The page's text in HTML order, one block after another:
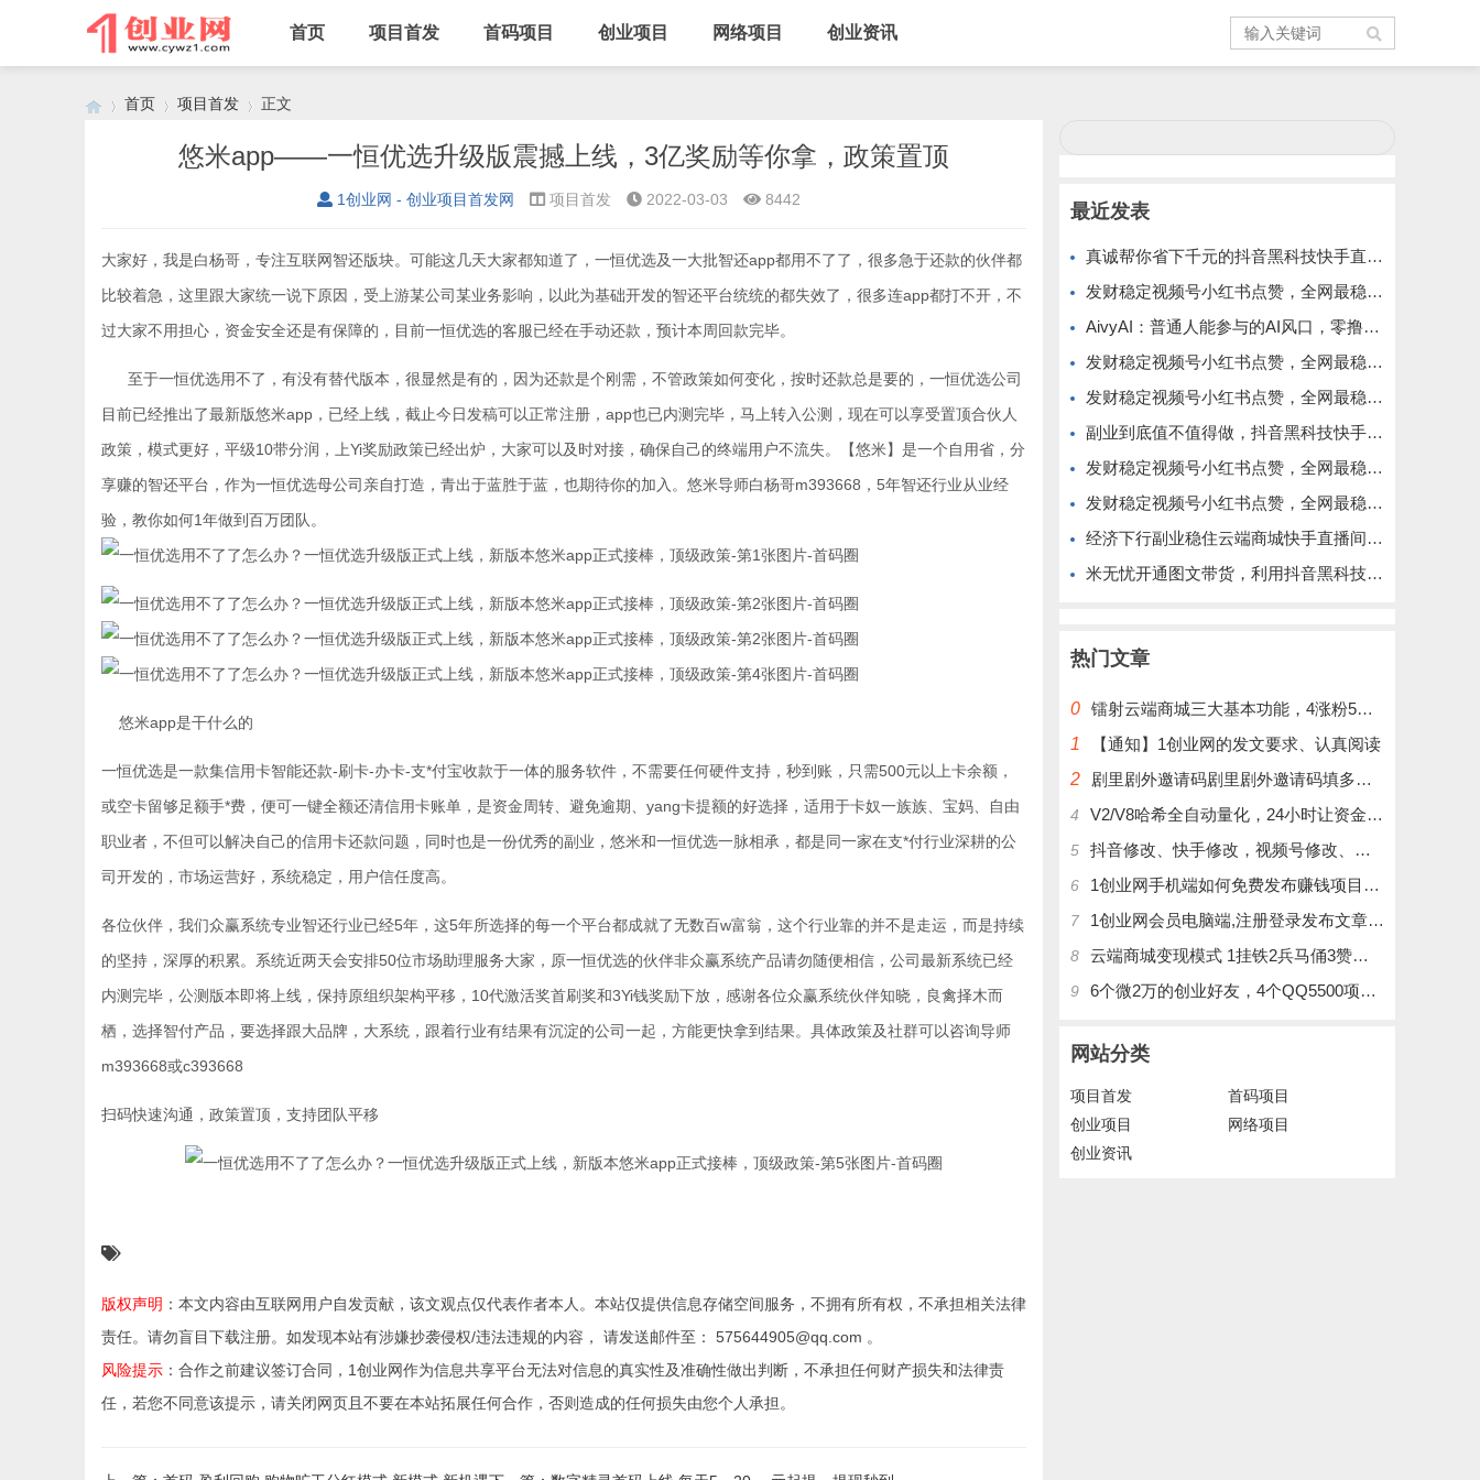
首页 项目首发 首码项目 创业项目 网络项目 创业资讯
首页 项目首发 正文
悠米app——一恒优选升级版震撼上线，3亿奖励等你拿，政策置顶
1创业网 - 创业项目首发网 项目首发 2022-03-03 8442
大家好，我是白杨哥，专注互联网智还版块。可能这几天大家都知道了，一恒优选及一大批智还app都用不了了，很多急于还款的伙伴都
比较着急，这里跟大家统一说下原因，受上游某公司某业务影响，以此为基础开发的智还平台统统的都失效了，很多连app都打不开，不
过大家不用担心，资金安全还是有保障的，目前一恒优选的客服已经在手动还款，预计本周回款完毕。
至于一恒优选用不了，有没有替代版本，很显然是有的，因为还款是个刚需，不管政策如何变化，按时还款总是要的，一恒优选公司
目前已经推出了最新版悠米app，已经上线，截止今日发稿可以正常注册，app也已内测完毕，马上转入公测，现在可以享受置顶合伙人
政策，模式更好，平级10带分润，上Yi奖励政策已经出炉，大家可以及时对接，确保自己的终端用户不流失。【悠米】是一个自用省，分
享赚的智还平台，作为一恒优选母公司亲自打造，青出于蓝胜于蓝，也期待你的加入。悠米导师白杨哥m393668，5年智还行业从业经
验，教你如何1年做到百万团队。
悠米app是干什么的
一恒优选是一款集信用卡智能还款-刷卡-办卡-支*付宝收款于一体的服务软件，不需要任何硬件支持，秒到账，只需500元以上卡余额，
或空卡留够足额手*费，便可一键全额还清信用卡账单，是资金周转、避免逾期、yang卡提额的好选择，适用于卡奴一族族、宝妈、自由
职业者，不但可以解决自己的信用卡还款问题，同时也是一份优秀的副业，悠米和一恒优选一脉相承，都是同一家在支*付行业深耕的公
司开发的，市场运营好，系统稳定，用户信任度高。
各位伙伴，我们众赢系统专业智还行业已经5年，这5年所选择的每一个平台都成就了无数百w富翁，这个行业靠的并不是走运，而是持续
的坚持，深厚的积累。系统近两天会安排50位市场助理服务大家，原一恒优选的伙伴非众赢系统产品请勿随便相信，公司最新系统已经
内测完毕，公测版本即将上线，保持原组织架构平移，10代激活奖首刷奖和3Yi钱奖励下放，感谢各位众赢系统伙伴知晓，良禽择木而
栖，选择智付产品，要选择跟大品牌，大系统，跟着行业有结果有沉淀的公司一起，方能更快拿到结果。具体政策及社群可以咨询导师
m393668或c393668
扫码快速沟通，政策置顶，支持团队平移
版权声明 ：本文内容由互联网用户自发贡献，该文观点仅代表作者本人。本站仅提供信息存储空间服务，不拥有所有权，不承担相关法律
责任。请勿盲目下载注册。如发现本站有涉嫌抄袭侵权/违法违规的内容， 请发送邮件至： 575644905@qq.com 。
风险提示 ：合作之前建议签订合同，1创业网作为信息共享平台无法对信息的真实性及准确性做出判断，不承担任何财产损失和法律责
任，若您不同意该提示，请关闭网页且不要在本站拓展任何合作，否则造成的任何损失由您个人承担。
最近发表
真诚帮你省下千元的抖音黑科技快手直播间人气涨粉点赞云端商城免费送
发财稳定视频号小红书点赞，全网最稳定绿色的项目，全网一起推
AivyAI：普通人能参与的AI风口，零撸AVAX，首码上线速度上车！
发财稳定视频号小红书点赞，全网最稳定绿色的项目，价格拉满的哦
发财稳定视频号小红书点赞，全网最稳定绿色的项目，今年再加油
副业到底值不值得做，抖音黑科技快手上人涨粉云端商城真能逆袭赚钱
发财稳定视频号小红书点赞，全网最稳定绿色的项目，完美来拉新
发财稳定视频号小红书点赞，全网最稳定绿色的项目，完全自动了
经济下行副业稳住云端商城快手直播间挂铁涨粉丝抖音黑科技实操
米无忧开通图文带货，利用抖音黑科技商城快速涨粉1000+，单日变现2W！
热门文章
0 镭射云端商城三大基本功能，4涨粉5涨播放量6挂铁，为你揭开真实的面纱!
1
【通知】1创业网的发文要求、认真阅读
2
剧里剧外邀请码剧里剧外邀请码填多少呢？
4 V2/V8哈希全自动量化，24小时让资金为你打工！
5 抖音修改、快手修改，视频号修改、大屏修改|橱窗修改|抖店修改|、招代理可单独购买
6 1创业网手机端如何免费发布赚钱项目文章
7 1创业网会员电脑端,注册登录发布文章,操作介绍
8 云端商城变现模式 1挂铁2兵马俑3赞刷4涨粉，带你玩.赚风口项日
9 6个微2万的创业好友，4个QQ5500项目好友，QQ每天在线人数2400人、承接朋友圈广告投放
网站分类
项目首发
首码项目
创业项目
网络项目
创业资讯